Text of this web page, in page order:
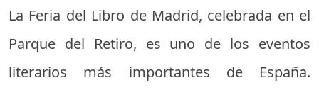
La Feria del Libro de Madrid, celebrada en el
Parque del Retiro, es uno de los eventos
literarios más importantes de España.